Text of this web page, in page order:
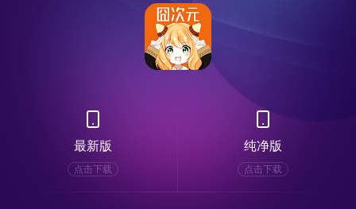
最新版
点击下载
纯净版
点击下载